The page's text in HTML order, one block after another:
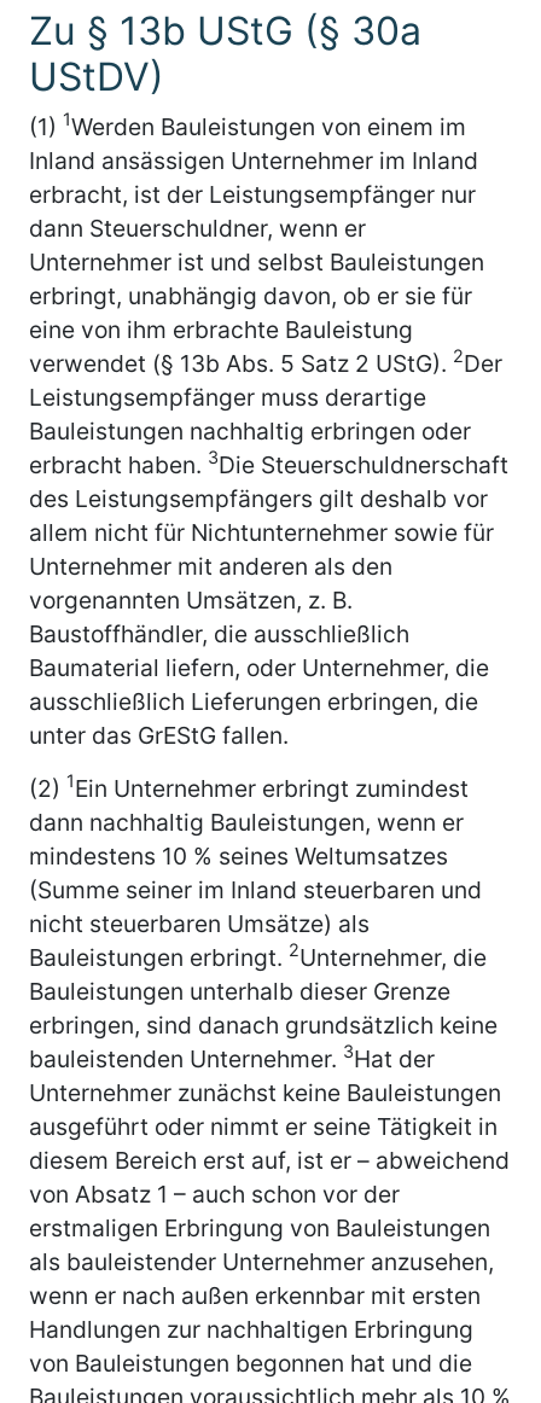
Zu § 13b UStG (§ 30a
UStDV)
(1) 1Werden Bauleistungen von einem im
Inland ansässigen Unternehmer im Inland
erbracht, ist der Leistungsempfänger nur
dann Steuerschuldner, wenn er
Unternehmer ist und selbst Bauleistungen
erbringt, unabhängig davon, ob er sie für
eine von ihm erbrachte Bauleistung
verwendet (§ 13b Abs. 5 Satz 2 UStG). 2Der
Leistungsempfänger muss derartige
Bauleistungen nachhaltig erbringen oder
erbracht haben. 3Die Steuerschuldnerschaft
des Leistungsempfängers gilt deshalb vor
allem nicht für Nichtunternehmer sowie für
Unternehmer mit anderen als den
vorgenannten Umsätzen, z. B.
Baustoffhändler, die ausschließlich
Baumaterial liefern, oder Unternehmer, die
ausschließlich Lieferungen erbringen, die
unter das GrEStG fallen.
(2) 1Ein Unternehmer erbringt zumindest
dann nachhaltig Bauleistungen, wenn er
mindestens 10 % seines Weltumsatzes
(Summe seiner im Inland steuerbaren und
nicht steuerbaren Umsätze) als
Bauleistungen erbringt. 2Unternehmer, die
Bauleistungen unterhalb dieser Grenze
erbringen, sind danach grundsätzlich keine
bauleistenden Unternehmer. 3Hat der
Unternehmer zunächst keine Bauleistungen
ausgeführt oder nimmt er seine Tätigkeit in
diesem Bereich erst auf, ist er – abweichend
von Absatz 1 – auch schon vor der
erstmaligen Erbringung von Bauleistungen
als bauleistender Unternehmer anzusehen,
wenn er nach außen erkennbar mit ersten
Handlungen zur nachhaltigen Erbringung
von Bauleistungen begonnen hat und die
Bauleistungen voraussichtlich mehr als 10 %